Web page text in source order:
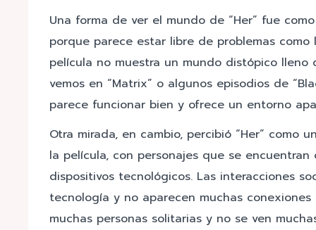
Una forma de ver el mundo de “Her” fue
porque parece estar libre de problemas
película no muestra un mundo distópico
vemos en “Matrix” o algunos episodios de
parece funcionar bien y ofrece un entorno
Otra mirada, en cambio, percibió “Her” como
la película, con personajes que se
dispositivos tecnológicos. Las interacciones
tecnología y no aparecen muchas
muchas personas solitarias y no se ven